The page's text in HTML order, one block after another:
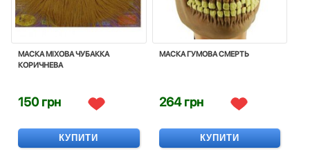
МАСКА МIХОВА ЧУБАККА
КОРИЧНЕВА
150 грн
КУПИТИ
МАСКА ГУМОВА CМЕРТЬ
264 грн
КУПИТИ